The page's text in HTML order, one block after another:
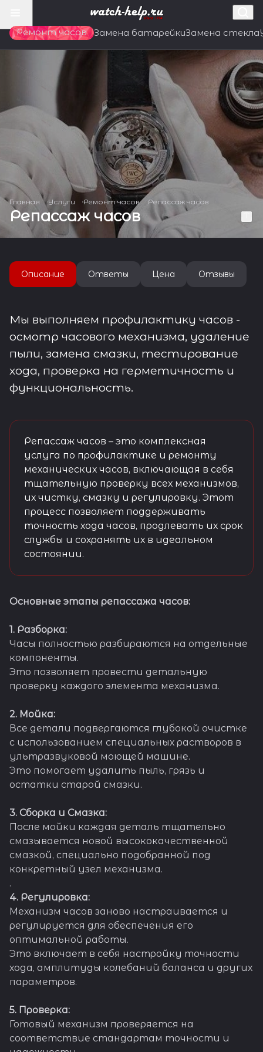
Ремонт часов Замена батарейкиЗамена стекла
Главная Услуги Ремонт часов Репассаж часов
Репассаж часов
Описание Ответы Цена Отзывы
Мы выполняем профилактику часов -
осмотр часового механизма, удаление
пыли, замена смазки, тестирование
хода, проверка на герметичность и
функциональность.
Репассаж часов – это комплексная
услуга по профилактике и ремонту
механических часов, включающая в себя
тщательную проверку всех механизмов,
их чистку, смазку и регулировку. Этот
процесс позволяет поддерживать
точность хода часов, продлевать их срок
службы и сохранять их в идеальном
состоянии.
Основные этапы репассажа часов:
1. Разборка:
Часы полностью разбираются на отдельные
компоненты.
Это позволяет провести детальную
проверку каждого элемента механизма.
2. Мойка:
Все детали подвергаются глубокой очистке
с использованием специальных растворов в
ультразвуковой моющей машине.
Это помогает удалить пыль, грязь и
остатки старой смазки.
3. Сборка и Смазка:
После мойки каждая деталь тщательно
смазывается новой высококачественной
смазкой, специально подобранной под
конкретный узел механизма.
.
4. Регулировка:
Механизм часов заново настраивается и
регулируется для обеспечения его
оптимальной работы.
Это включает в себя настройку точности
хода, амплитуды колебаний баланса и других
параметров.
5. Проверка:
Готовый механизм проверяется на
соответствие стандартам точности и